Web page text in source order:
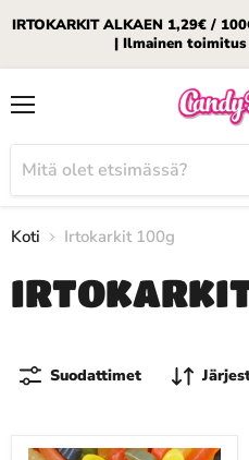
IRTOKARKIT ALKAEN 1,29€ /
| Ilmainen
Koti Irtokarkit 100g
Suodattimet